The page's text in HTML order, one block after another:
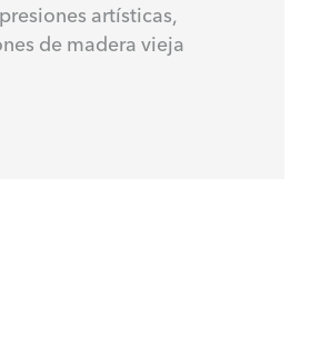
artísticas,
de madera vieja